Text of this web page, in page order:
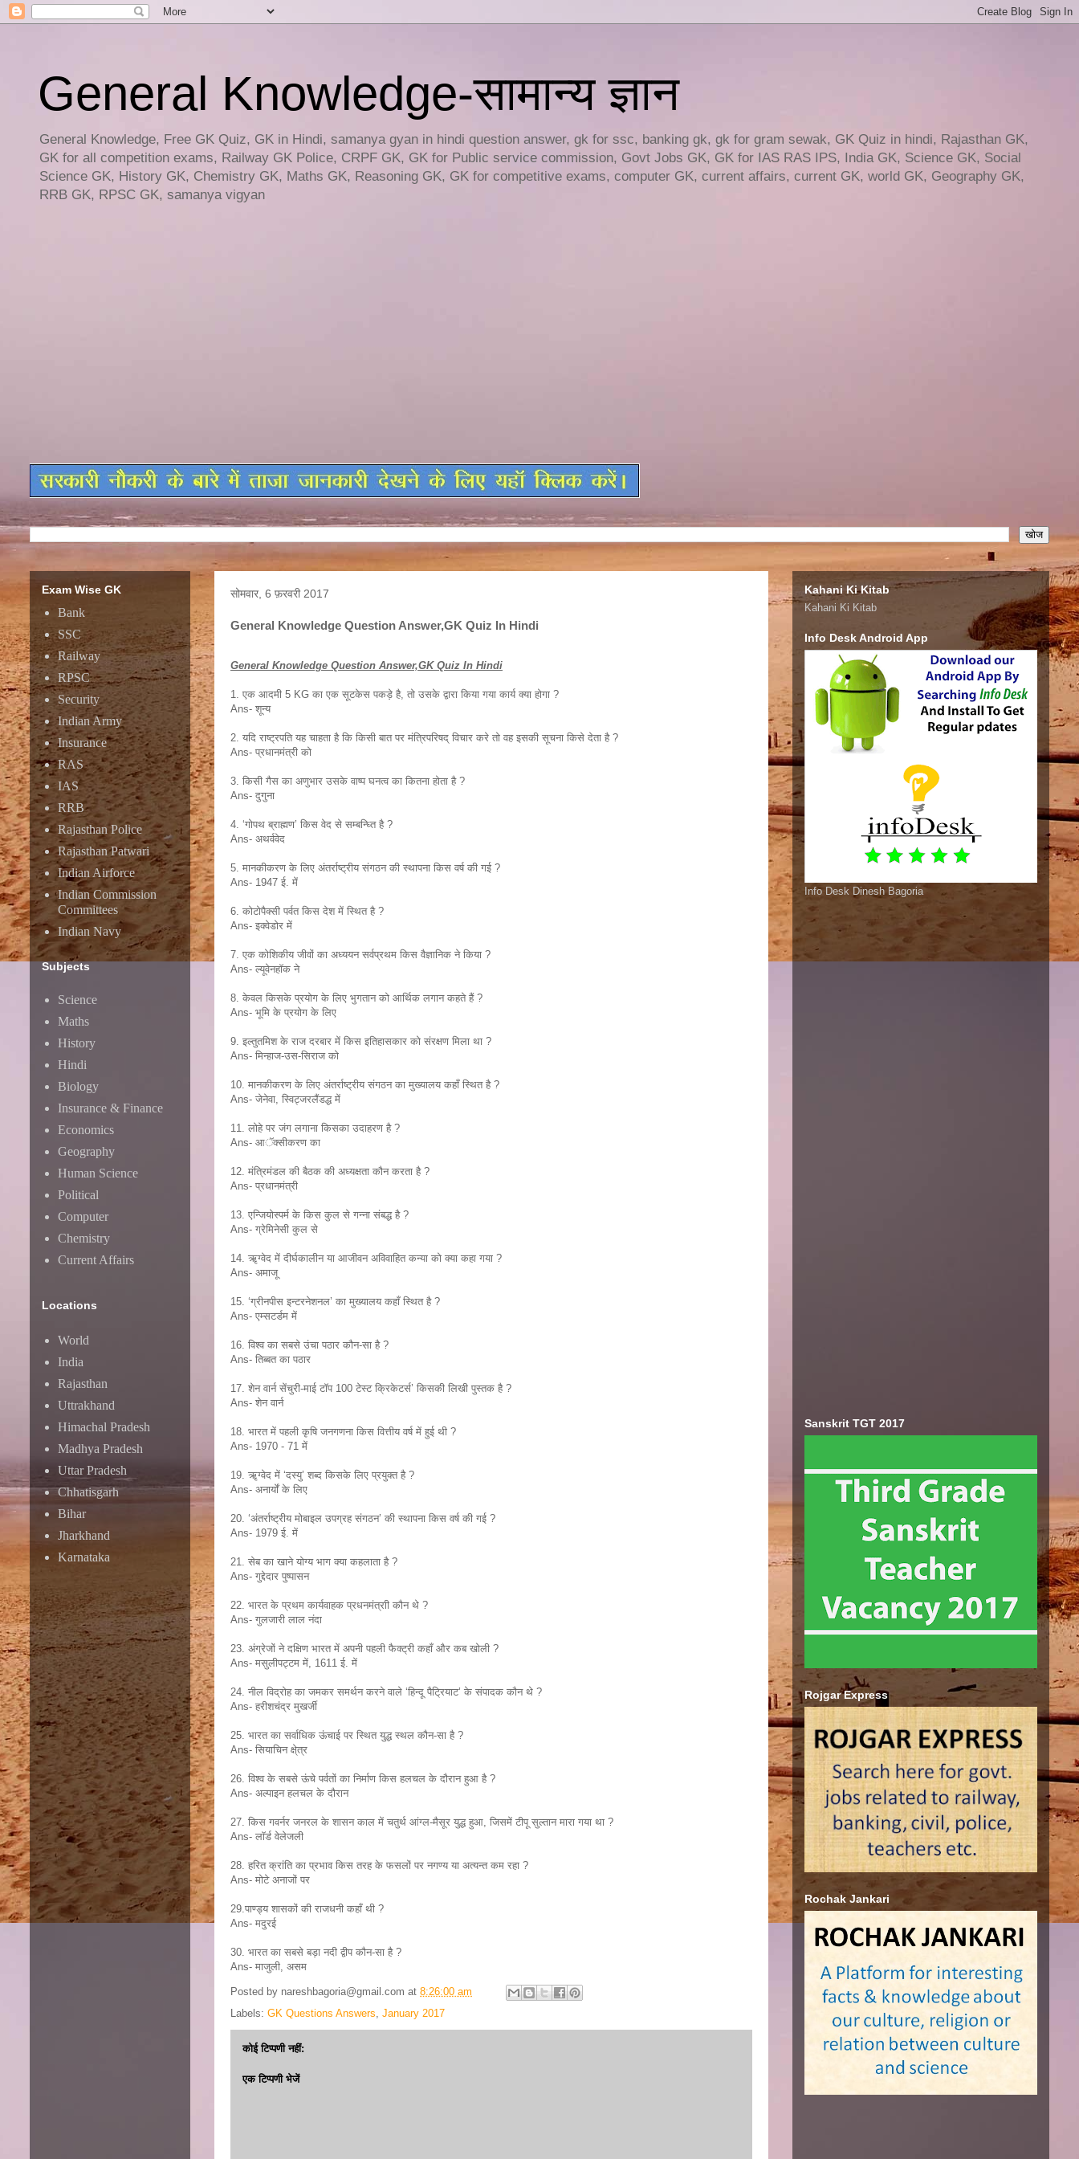
General Knowledge-सामान्य ज्ञान
General Knowledge, Free GK Quiz, GK in Hindi, samanya gyan in hindi question answer, gk for ssc, banking gk, gk for gram sewak, GK Quiz in hindi, Rajasthan GK,
GK for all competition exams, Railway GK Police, CRPF GK, GK for Public service commission, Govt Jobs GK, GK for IAS RAS IPS, India GK, Science GK, Social
Science GK, History GK, Chemistry GK, Maths GK, Reasoning GK, GK for competitive exams, computer GK, current affairs, current GK, world GK, Geography GK,
RRB GK, RPSC GK, samanya vigyan
सोमवार, 6 फ़रवरी 2017
General Knowledge Question Answer,GK Quiz In Hindi
General Knowledge Question Answer,GK Quiz In Hindi
1. एक आदमी 5 KG का एक सूटकेस पकड़े है, तो उसके द्वारा किया गया कार्य क्या होगा ?
Ans- शून्य
2. यदि राष्ट्रपति यह चाहता है कि किसी बात पर मंत्रिपरिषद् विचार करे तो वह इसकी सूचना किसे देता है ?
Ans- प्रधानमंत्री को
3. किसी गैस का अणुभार उसके वाष्प घनत्व का कितना होता है ?
Ans- दुगुना
4. ‘गोपथ ब्राह्मण’ किस वेद से सम्बन्ध्ति है ?
Ans- अथर्ववेद
5. मानकीकरण के लिए अंतर्राष्ट्रीय संगठन की स्थापना किस वर्ष की गई ?
Ans- 1947 ई. में
6. कोटोपैक्सी पर्वत किस देश में स्थित है ?
Ans- इक्वेडोर में
7. एक कोशिकीय जीवों का अध्ययन सर्वप्रथम किस वैज्ञानिक ने किया ?
Ans- ल्यूवेनहाॅक ने
8. केवल किसके प्रयोग के लिए भुगतान को आर्थिक लगान कहते हैं ?
Ans- भूमि के प्रयोग के लिए
9. इल्तुतमिश के राज दरबार में किस इतिहासकार को संरक्षण मिला था ?
Ans- मिन्हाज-उस-सिराज को
10. मानकीकरण के लिए अंतर्राष्ट्रीय संगठन का मुख्यालय कहाँ स्थित है ?
Ans- जेनेवा, स्विट्जरलैंडद्ध में
11. लोहे पर जंग लगाना किसका उदाहरण है ?
Ans- आॅक्सीकरण का
12. मंत्रिमंडल की बैठक की अध्यक्षता कौन करता है ?
Ans- प्रधानमंत्री
13. एन्जियोस्पर्म के किस कुल से गन्ना संबद्ध है ?
Ans- ग्रेमिनेसी कुल से
14. ॠग्वेद में दीर्घकालीन या आजीवन अविवाहित कन्या को क्या कहा गया ?
Ans- अमाजू
15. ‘ग्रीनपीस इन्टरनेशनल’ का मुख्यालय कहाँ स्थित है ?
Ans- एम्सटर्डम में
16. विश्व का सबसे उंचा पठार कौन-सा है ?
Ans- तिब्बत का पठार
17. शेन वार्न सेंचुरी-माई टाॅप 100 टेस्ट क्रिकेटर्स’ किसकी लिखी पुस्तक है ?
Ans- शेन वार्न
18. भारत में पहली कृषि जनगणना किस वित्तीय वर्ष में हुई थी ?
Ans- 1970 - 71 में
19. ॠग्वेद में ‘दस्यु’ शब्द किसके लिए प्रयुक्त है ?
Ans- अनार्यों के लिए
20. ‘अंतर्राष्ट्रीय मोबाइल उपग्रह संगठन’ की स्थापना किस वर्ष की गई ?
Ans- 1979 ई. में
21. सेब का खाने योग्य भाग क्या कहलाता है ?
Ans- गुद्देदार पुष्पासन
22. भारत के प्रथम कार्यवाहक प्रधनमंत्राी कौन थे ?
Ans- गुलजारी लाल नंदा
23. अंग्रेजों ने दक्षिण भारत में अपनी पहली फैक्ट्री कहाँ और कब खोली ?
Ans- मसुलीपट्टम में, 1611 ई. में
24. नील विद्रोह का जमकर समर्थन करने वाले ‘हिन्दू पैट्रियाट’ के संपादक कौन थे ?
Ans- हरीशचंद्र मुखर्जी
25. भारत का सर्वाधिक ऊंचाई पर स्थित युद्ध स्थल कौन-सा है ?
Ans- सियाचिन क्षे्त्र
26. विश्व के सबसे ऊंचे पर्वतों का निर्माण किस हलचल के दौरान हुआ है ?
Ans- अल्पाइन हलचल के दौरान
27. किस गवर्नर जनरल के शासन काल में चतुर्थ आंग्ल-मैसूर युद्ध हुआ, जिसमें टीपू सुल्तान मारा गया था ?
Ans- लाॅर्ड वेलेजली
28. हरित क्रांति का प्रभाव किस तरह के फसलों पर नगण्य या अत्यन्त कम रहा ?
Ans- मोटे अनाजों पर
29.पाण्ड्य शासकों की राजधनी कहाँ थी ?
Ans- मदुरई
30. भारत का सबसे बड़ा नदी द्वीप कौन-सा है ?
Ans- माजुली, असम
Posted by nareshbagoria@gmail.com at 8:26:00 am
Labels: GK Questions Answers, January 2017
कोई टिप्पणी नहीं:
एक टिप्पणी भेजें
Exam Wise GK
Bank
SSC
Railway
RPSC
Security
Indian Army
Insurance
RAS
IAS
RRB
Rajasthan Police
Rajasthan Patwari
Indian Airforce
Indian Commission
Committees
Indian Navy
Subjects
Science
Maths
History
Hindi
Biology
Insurance & Finance
Economics
Geography
Human Science
Political
Computer
Chemistry
Current Affairs
Locations
World
India
Rajasthan
Uttrakhand
Himachal Pradesh
Madhya Pradesh
Uttar Pradesh
Chhatisgarh
Bihar
Jharkhand
Karnataka
Kahani Ki Kitab
Kahani Ki Kitab
Info Desk Android App
Info Desk Dinesh Bagoria
Sanskrit TGT 2017
Rojgar Express
Rochak Jankari